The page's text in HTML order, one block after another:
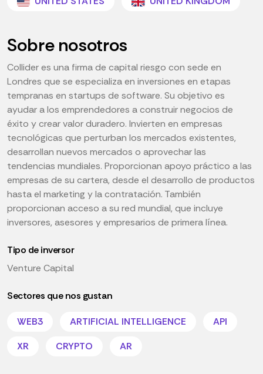
Sobre nosotros
Collider es una firma de capital riesgo con sede en
Londres que se especializa en inversiones en etapas
tempranas en startups de software. Su objetivo es
ayudar a los emprendedores a construir negocios de
éxito y crear valor duradero. Invierten en empresas
tecnológicas que perturban los mercados existentes,
desarrollan nuevos mercados o aprovechar las
tendencias mundiales. Proporcionan apoyo práctico a las
empresas de su cartera, desde el desarrollo de productos
hasta el marketing y la contratación. También
proporcionan acceso a su red mundial, que incluye
inversores, asesores y empresarios de primera línea.
Tipo de inversor
Venture Capital
Sectores que nos gustan
WEB3 ARTIFICIAL INTELLIGENCE
API
XR
CRYPTO AR